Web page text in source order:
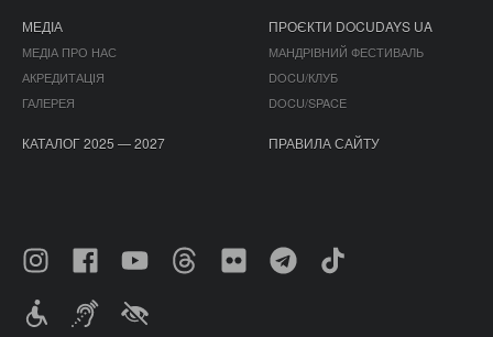
МЕДІА
МЕДІА ПРО НАС
АКРЕДИТАЦІЯ
ГАЛЕРЕЯ
ПРОЄКТИ DOCUDAYS UA
МАНДРІВНИЙ ФЕСТИВАЛЬ
DOCU/КЛУБ
DOCU/SPACE
КАТАЛОГ 2025 — 2027 ПРАВИЛА САЙТУ